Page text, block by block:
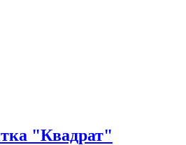
"Квадрат"